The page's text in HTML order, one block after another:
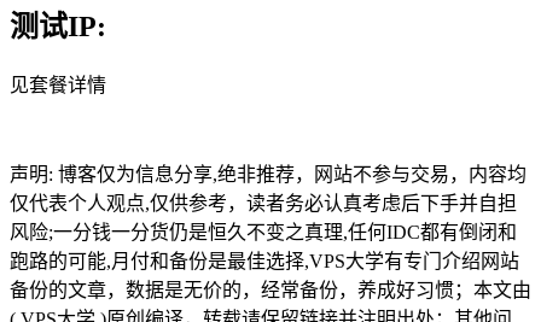
测试IP:
见套餐详情
声明: 博客仅为信息分享,绝非推荐，网站不参与交易，内容均
仅代表个人观点,仅供参考，读者务必认真考虑后下手并自担
风险;一分钱一分货仍是恒久不变之真理,任何IDC都有倒闭和
跑路的可能,月付和备份是最佳选择,VPS大学有专门介绍网站
备份的文章，数据是无价的，经常备份，养成好习惯；本文由